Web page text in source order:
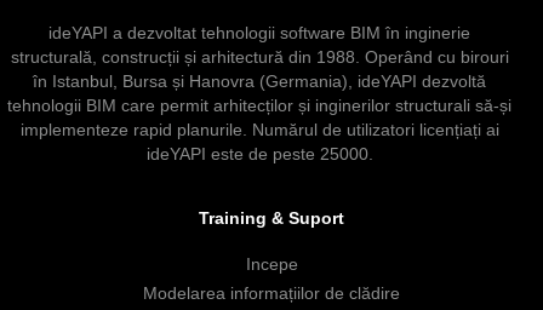
ideYAPI a dezvoltat tehnologii software BIM în inginerie
structurală, construcții și arhitectură din 1988. Operând cu birouri
în Istanbul, Bursa și Hanovra (Germania), ideYAPI dezvoltă
tehnologii BIM care permit arhitecților și inginerilor structurali să-și
implementeze rapid planurile. Numărul de utilizatori licențiați ai
ideYAPI este de peste 25000.
Training & Suport
Incepe
Modelarea informațiilor de clădire